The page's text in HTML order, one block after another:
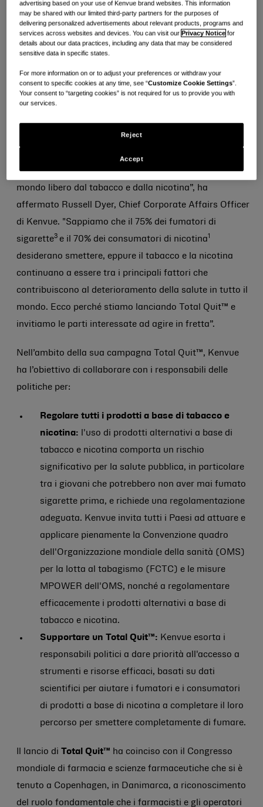
prodotti come sigarette elettroniche o sacchetti di
nicotina, al posto delle sigarette tradizionali. Il tasso
raddoppia in alcuni mercati, come nel Regno Unito.2
Sebbene siano stati compiuti progressi nella riduzione
dei tassi di fumo di sigaretta a livello globale, è
necessario un approccio politico immediato e rinnovato
per affrontare le sfide in continua evoluzione associate
all'emergere di nuovi prodotti a base di nicotina e
“Noi di Kenvue stiamo lavorando alla creazione un
mondo libero dal tabacco e dalla nicotina”, ha
affermato Russell Dyer, Chief Corporate Affairs Officer
di Kenvue. "Sappiamo che il 75% dei fumatori di
sigarette3 e il 70% dei consumatori di nicotina1
desiderano smettere, eppure il tabacco e la nicotina
continuano a essere tra i principali fattori che
contribuiscono al deterioramento della salute in tutto il
mondo. Ecco perché stiamo lanciando Total Quit™ e
invitiamo le parti interessate ad agire in fretta”.
Nell’ambito della sua campagna Total Quit™, Kenvue
ha l’obiettivo di collaborare con i responsabili delle
politiche per:
Regolare tutti i prodotti a base di tabacco e
nicotina: l'uso di prodotti alternativi a base di
tabacco e nicotina comporta un rischio
significativo per la salute pubblica, in particolare
tra i giovani che potrebbero non aver mai fumato
sigarette prima, e richiede una regolamentazione
adeguata. Kenvue invita tutti i Paesi ad attuare e
applicare pienamente la Convenzione quadro
dell'Organizzazione mondiale della sanità (OMS)
per la lotta al tabagismo (FCTC) e le misure
MPOWER dell'OMS, nonché a regolamentare
efficacemente i prodotti alternativi a base di
tabacco e nicotina.
Supportare un Total Quit™: Kenvue esorta i
responsabili politici a dare priorità all'accesso a
strumenti e risorse efficaci, basati su dati
scientifici per aiutare i fumatori e i consumatori
di prodotti a base di nicotina a completare il loro
percorso per smettere completamente di fumare.
Il lancio di Total Quit™ ha coinciso con il Congresso
mondiale di farmacia e scienze farmaceutiche che si è
tenuto a Copenhagen, in Danimarca, a riconoscimento
del ruolo fondamentale che i farmacisti e gli operatori
advertising based on your use of Kenvue brand websites. This information
may be shared with our limited third-party partners for the purposes of
delivering personalized advertisements about relevant products, programs and
services across websites and devices. You can visit our Privacy Notice for
details about our data practices, including any data that may be considered
sensitive data in specific states.
For more information on or to adjust your preferences or withdraw your
consent to specific cookies at any time, see “Customize Cookie Settings”.
Your consent to “targeting cookies” is not required for us to provide you with
our services.
Reject
Accept